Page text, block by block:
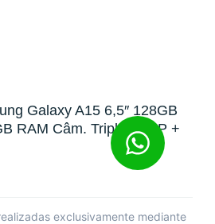
Galaxy A15 6,5″ 128GB
RAM Câm. Tripla 50MP +
exclusivamente mediante